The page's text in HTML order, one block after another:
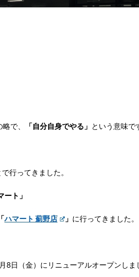
略で、 「自分自身でやる」 という意味で
行ってきました。
ート」
「ハマート 薊野店 」 に行ってきました。
日（金）にリニューアルオープンしま